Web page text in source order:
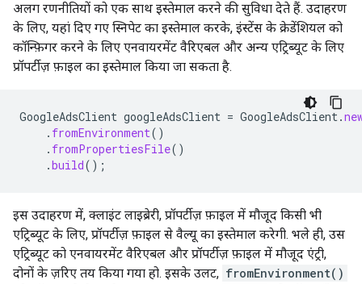
अलग रणनीतियों को एक साथ इस्तेमाल करने की सुविधा देते हैं. उदाहरण
के लिए, यहां दिए गए स्निपेट का इस्तेमाल करके, इंस्टेंस के क्रेडेंशियल को
कॉन्फ़िगर करने के लिए एनवायरमेंट वैरिएबल और अन्य एट्रिब्यूट के लिए
प्रॉपर्टीज़ फ़ाइल का इस्तेमाल किया जा सकता है.
GoogleAdsClient googleAdsClient = GoogleAdsClient.
. fromEnvironment()
. fromPropertiesFile()
.build();
इस उदाहरण में, क्लाइंट लाइब्रेरी, प्रॉपर्टीज़ फ़ाइल में मौजूद किसी भी
एट्रिब्यूट के लिए, प्रॉपर्टीज़ फ़ाइल से वैल्यू का इस्तेमाल करेगी. भले ही, उस
एट्रिब्यूट को एनवायरमेंट वैरिएबल और प्रॉपर्टीज़ फ़ाइल में मौजूद एंट्री,
दोनों के ज़रिए तय किया गया हो. इसके उलट, fromEnvironment()